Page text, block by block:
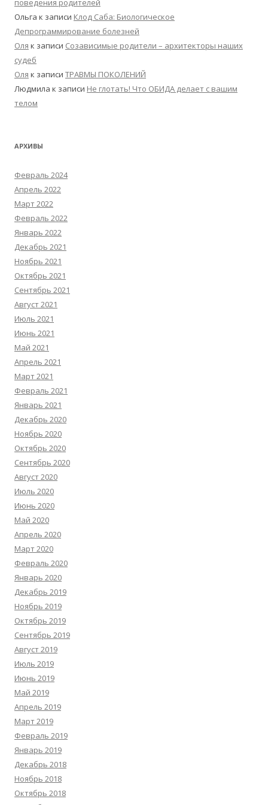
поведения родителей
Ольга к записи Клод Саба: Биологическое
Депрограммирование болезней
Оля к записи Созависимые родители – архитекторы наших
судеб
Оля к записи ТРАВМЫ ПОКОЛЕНИЙ
Людмила к записи Не глотать! Что ОБИДА делает с вашим
телом
АРХИВЫ
Февраль 2024
Апрель 2022
Март 2022
Февраль 2022
Январь 2022
Декабрь 2021
Ноябрь 2021
Октябрь 2021
Сентябрь 2021
Август 2021
Июль 2021
Июнь 2021
Май 2021
Апрель 2021
Март 2021
Февраль 2021
Январь 2021
Декабрь 2020
Ноябрь 2020
Октябрь 2020
Сентябрь 2020
Август 2020
Июль 2020
Июнь 2020
Май 2020
Апрель 2020
Март 2020
Февраль 2020
Январь 2020
Декабрь 2019
Ноябрь 2019
Октябрь 2019
Сентябрь 2019
Август 2019
Июль 2019
Июнь 2019
Май 2019
Апрель 2019
Март 2019
Февраль 2019
Январь 2019
Декабрь 2018
Ноябрь 2018
Октябрь 2018